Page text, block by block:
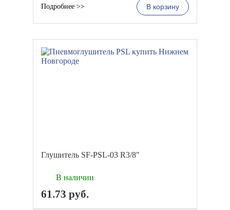
В корзину
Подробнее >>
Глушитель SF-PSL-03 R3/8"
В наличии
61.73 руб.